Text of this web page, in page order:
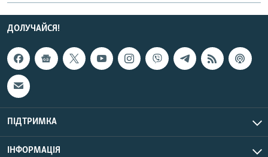
ДОЛУЧАЙСЯ!
ПІДТРИМКА
ІНФОРМАЦІЯ